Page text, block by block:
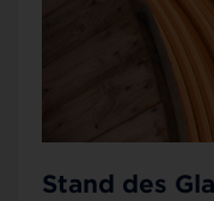
Stand des